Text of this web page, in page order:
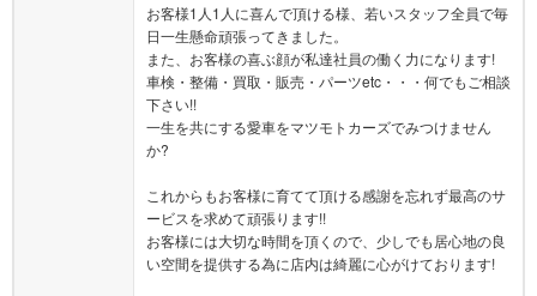
お客様1人1人に喜んで頂ける様、若いスタッフ全員で毎
日一生懸命頑張ってきました。
また、お客様の喜ぶ顔が私達社員の働く力になります!
車検・整備・買取・販売・パーツetc・・・何でもご相談
下さい!!
一生を共にする愛車をマツモトカーズでみつけません
か?
これからもお客様に育てて頂ける感謝を忘れず最高のサ
ービスを求めて頑張ります!!
お客様には大切な時間を頂くので、少しでも居心地の良
い空間を提供する為に店内は綺麗に心がけております!